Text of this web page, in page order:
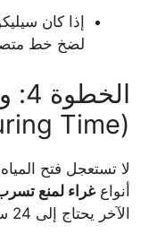
إذا كان
لضخ خط
(Curing Time)
لا تستعجل فتح
أنواعغراء لمنع
الآخر يحتاج إلى 24 ساعة ليصل إلى قوته القصوى.